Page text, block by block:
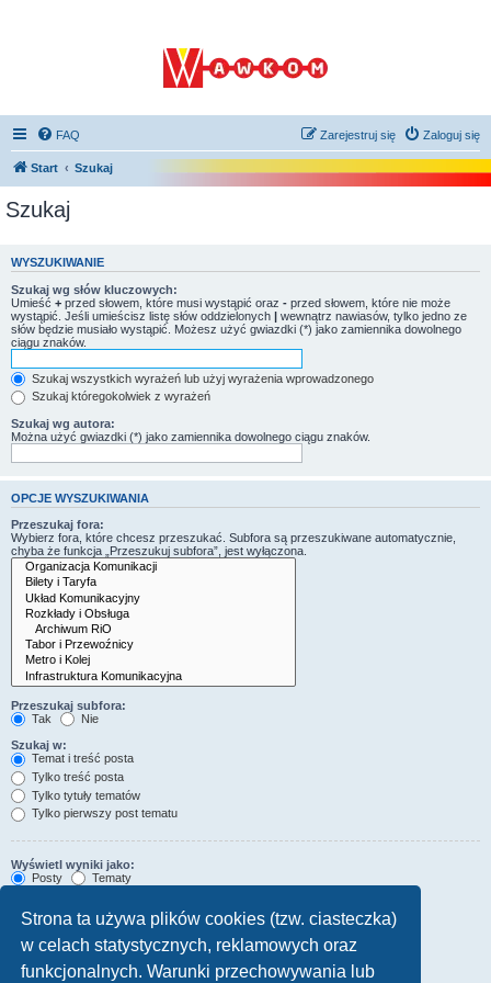
Strona ta używa plików cookies (tzw. ciasteczka)
w celach statystycznych, reklamowych oraz
funkcjonalnych. Warunki przechowywania lub
FAQ Zaloguj się
Zarejestruj się
Start Szukaj
Szukaj
WYSZUKIWANIE
Szukaj wg słów kluczowych:
Umieść + przed słowem, które musi wystąpić oraz - przed słowem, które nie może
wystąpić. Jeśli umieścisz listę słów oddzielonych | wewnątrz nawiasów, tylko jedno ze
słów będzie musiało wystąpić. Możesz użyć gwiazdki (*) jako zamiennika dowolnego
ciągu znaków.
Szukaj wszystkich wyrażeń lub użyj wyrażenia wprowadzonego
Szukaj któregokolwiek z wyrażeń
Szukaj wg autora:
Można użyć gwiazdki (*) jako zamiennika dowolnego ciągu znaków.
OPCJE WYSZUKIWANIA
Przeszukaj fora:
Wybierz fora, które chcesz przeszukać. Subfora są przeszukiwane automatycznie,
chyba że funkcja „Przeszukuj subfora”, jest wyłączona.
Przeszukaj subfora:
Tak
Nie
Szukaj w:
Temat i treść posta
Tylko treść posta
Tylko tytuły tematów
Tylko pierwszy post tematu
Wyświetl wyniki jako:
Posty
Tematy
Rosnąco
Malejąco
Wyświetl wyniki z ostatnich: